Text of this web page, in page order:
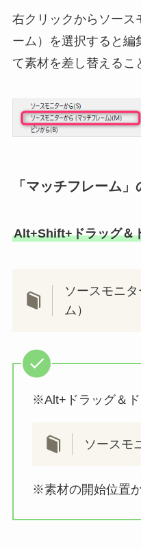
右クリックからソース
ーム）を選択すると編
て素材を差し替えるこ
「マッチフレーム
Alt+Shift+ドラッグ＆
ソースモニ
ム）
※Alt+ドラッグ＆
ソースモ
※素材の開始位置